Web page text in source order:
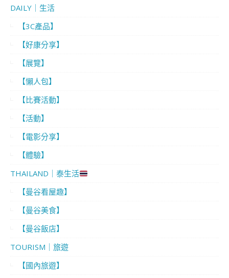
DAILY｜生活
【3C產品】
【好康分享】
【展覽】
【懶人包】
【比賽活動】
【活動】
【電影分享】
【體驗】
THAILAND｜泰生活
【曼谷看屋趣】
【曼谷美食】
【曼谷飯店】
TOURISM｜旅遊
【國內旅遊】